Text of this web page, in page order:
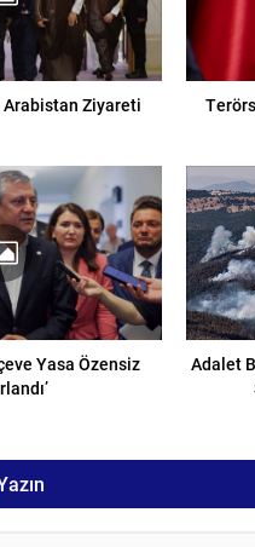
Arabistan Ziyareti
Yasa Özensiz
Adalet